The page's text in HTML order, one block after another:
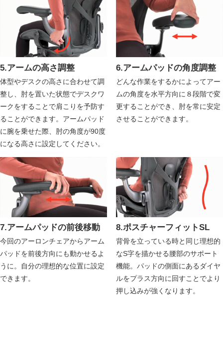
5.アームの高さ調整
体型やデスクの高さに合わせて調
整し、肘を置いた状態でデスクワ
ークをすることで肩こりを予防す
ることができます。アームパッド
に腕を乗せた際、肘の角度が90度
になる高さに設定してください。
6.アームパッドの角度調整
どんな作業をするかによってアー
ムの角度を水平方向に８段階で変
更することができ、肘を常に安定
させることができます。
7.アームパッドの前後移動
今回のアーロンチェアからアーム
パッドを前後方向にも動かせるよ
うに。自分の理想的な位置に設定
できます。
8.ポスチャーフィットSL
背骨を立っている時と同じ理想的
なS字を描かせる腰部のサポート
機能。パッドの側面にあるダイヤ
ルをプラス方向に回すことでより
押し込みが強くなります。